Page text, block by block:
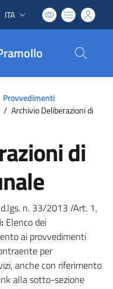
Lingua attiva:
ITA
Provvedimenti
/ Archivio Deliberazioni di
di
n. 33/2013 /Art. 1,
Elenco dei
ai provvedimenti
per
anche con riferimento
alla sotto-sezione